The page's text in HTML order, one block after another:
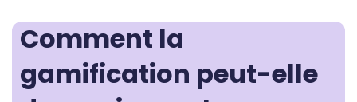
Comment la
gamification peut-elle